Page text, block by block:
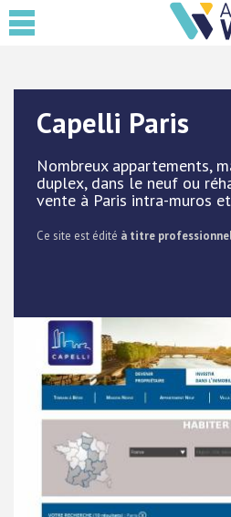
Capelli Paris
Nombreux appartements,
duplex, dans le neuf ou
vente à Paris intra-muros
Ce site est édité à titre